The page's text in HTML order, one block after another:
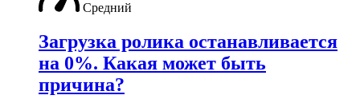
Средний
Загрузка ролика останавливается
на 0%. Какая может быть
причина?